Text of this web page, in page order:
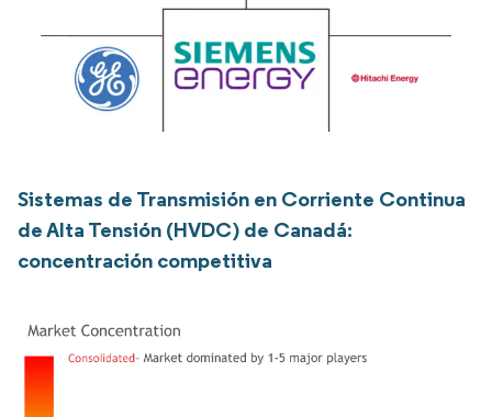
Sistemas de Transmisión en Corriente Continua
de Alta Tensión (HVDC) de Canadá:
concentración competitiva